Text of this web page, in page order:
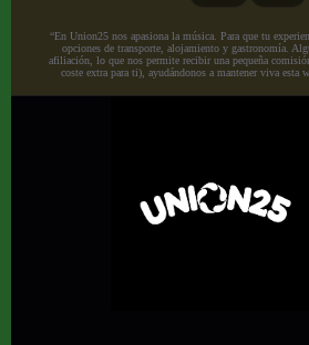
“En Union25 nos apasiona la música. Para que tu
opciones de transporte, alojamiento y gastronomía.
afiliación, lo que nos permite recibir una pequeña
coste extra para ti), ayudándonos a mantener viva esta